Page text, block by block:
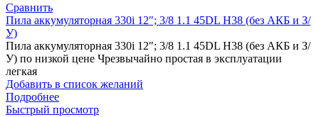
Сравнить
Пила аккумуляторная 330i 12″; 3/8 1.1 45DL H38 (без АКБ и З/
У)
Пила аккумуляторная 330i 12″; 3/8 1.1 45DL H38 (без АКБ и З/
У) по низкой цене Чрезвычайно простая в эксплуатации
легкая
Добавить в список желаний
Подробнее
Быстрый просмотр